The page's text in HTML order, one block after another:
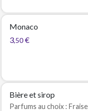
Monaco
3,50 €
Bière et sirop
Parfums au choix :